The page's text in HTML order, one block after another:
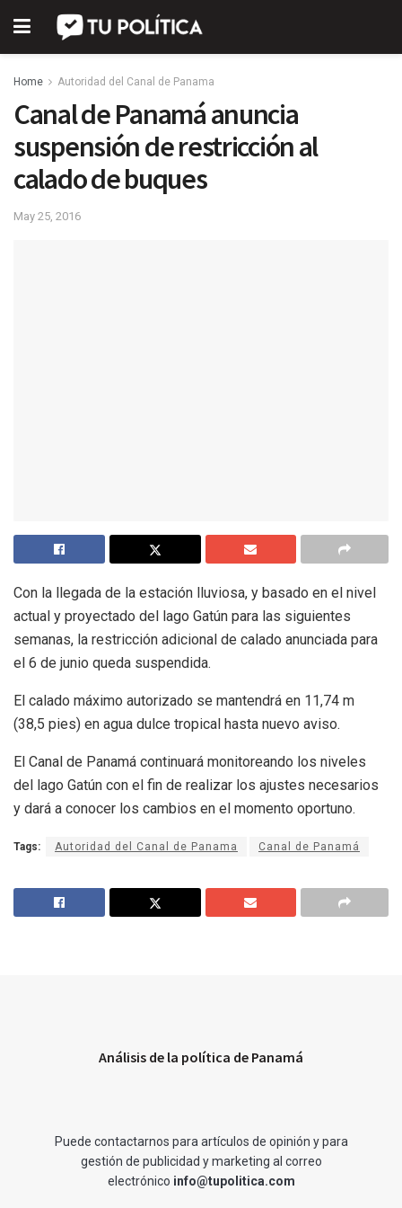
Home Autoridad del Canal de Panama
Canal de Panamá anuncia
suspensión de restricción al
calado de buques
May 25, 2016
Con la llegada de la estación lluviosa, y basado en el nivel
actual y proyectado del lago Gatún para las siguientes
semanas, la restricción adicional de calado anunciada para
el 6 de junio queda suspendida.
El calado máximo autorizado se mantendrá en 11,74 m
(38,5 pies) en agua dulce tropical hasta nuevo aviso.
El Canal de Panamá continuará monitoreando los niveles
del lago Gatún con el fin de realizar los ajustes necesarios
y dará a conocer los cambios en el momento oportuno.
Tags: Autoridad del Canal de Panama Canal de Panamá
Análisis de la política de Panamá
Puede contactarnos para artículos de opinión y para
gestión de publicidad y marketing al correo
electrónico info@tupolitica.com